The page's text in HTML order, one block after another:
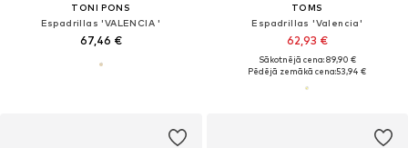
TONI PONS
Espadrillas 'VALENCIA '
67,46 €
TOMS
Espadrillas 'Valencia'
62,93 €
Sākotnējā cena: 89,90 €
Pēdējā zemākā cena:53,94 €